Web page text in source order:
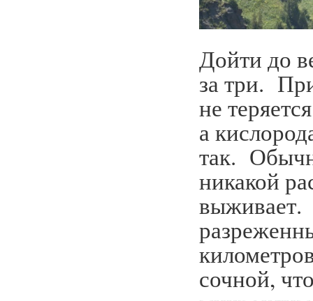
Дойти до
за три.
не
а
так.
никакой
выживает.
сочной,